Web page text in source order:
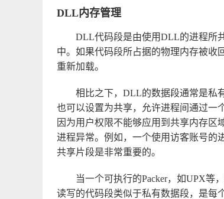
DLL内存管理
DLL代码段是由使用DLL的进程所
中。如果代码段所占据的物理内存被收
重新加载。
相比之下，DLL的数据段通常是私
也可以设置为共享，允许进程间通过一
因为用户权限不能够应用到共享内存
进程异常。例如，一个使用访客账号的
共享片段是非常重要的。
当一个可执行的Packer，如UPX
读写的代码段类似于私有数据段，是每